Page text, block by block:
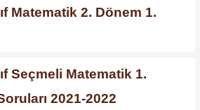
Matematik 2. Dönem 1.
Seçmeli Matematik 1.
2021-2022